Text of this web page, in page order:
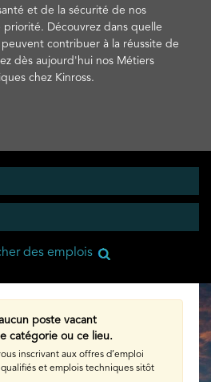
et de la sécurité de nos
Découvrez dans quelle
contribuer à la réussite de
dès aujourd'hui nos Métiers
chez Kinross.
poste vacant
catégorie ou ce lieu.
inscrivant aux offres d’emploi
et emplois techniques sitôt